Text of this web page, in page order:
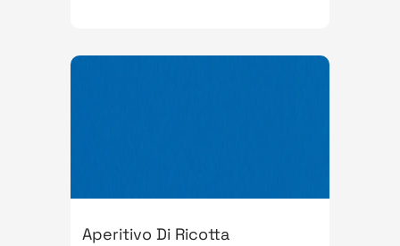
Aperitivo Di Ricotta